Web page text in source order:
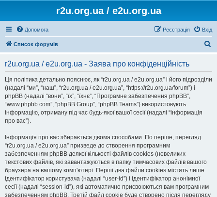
r2u.org.ua / e2u.org.ua
Допомога Вхід
Реєстрація
Список форумів
r2u.org.ua / e2u.org.ua - Заява про конфіденційність
Ця політика детально пояснює, як “r2u.org.ua / e2u.org.ua” і його підрозділи
(надалі “ми”, “наш”, “r2u.org.ua / e2u.org.ua”, “https://r2u.org.ua/forum”) і
phpBB (надалі “вони”, “їх”, “їхнє”, “Програмне забезпечення phpBB”,
“www.phpbb.com”, “phpBB Group”, “phpBB Teams”) використовують
інформацію, отриману під час будь-якої вашої сесії (надалі “інформація
про вас”).
Інформація про вас збирається двома способами. По перше, перегляд
“r2u.org.ua / e2u.org.ua” призведе до створення програмним
забезпеченням phpBB деякої кількості файлів cookies (невеликих
текстових файлів, які завантажуються в папку тимчасових файлів вашого
браузера на вашому комп'ютері. Перші два файли cookies містять лише
ідентифікатор користувача (надалі “user-id”) і ідентифікатор анонімної
сесії (надалі “session-id”), які автоматично присвоюються вам програмним
забезпеченням phpBB. Третій файл cookie буде створено після перегляду